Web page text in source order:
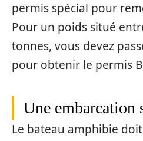
permis spécial pour
Pour un poids situé
tonnes, vous devez
pour obtenir le permis
Une embarcation
Le bateau amphibie